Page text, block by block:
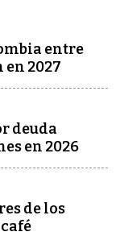
entre
en 2027
deuda
en 2026
de los